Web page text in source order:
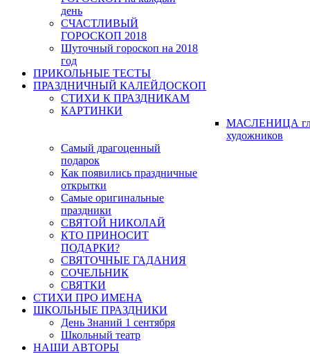
день
СЧАСТЛИВЫЙ
ГОРОСКОП 2018
Шуточный гороскоп на 2018
год
ПРИКОЛЬНЫЕ ТЕСТЫ
ПРАЗДНИЧНЫЙ КАЛЕЙДОСКОП
СТИХИ К ПРАЗДНИКАМ
КАРТИНКИ
МАСЛЕНИЦА
художников
Самый драгоценный
подарок
Как появились праздничные
открытки
Самые оригинальные
праздники
СВЯТОЙ НИКОЛАЙ
КТО ПРИНОСИТ
ПОДАРКИ?
СВЯТОЧНЫЕ ГАДАНИЯ
СОЧЕЛЬНИК
СВЯТКИ
СТИХИ ПРО ИМЕНА
ШКОЛЬНЫЕ ПРАЗДНИКИ
День Знаний 1 сентября
Школьный театр
НАШИ АВТОРЫ